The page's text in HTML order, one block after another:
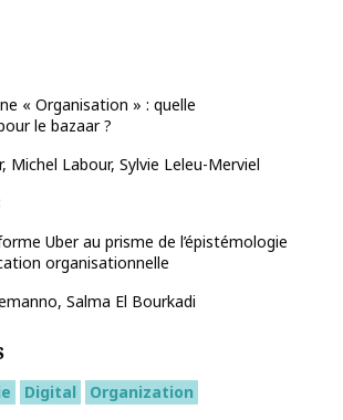
« Organisation » : quelle
le bazaar ?
Michel Labour, Sylvie Leleu-Merviel
Uber au prisme de l’épistémologie
organisationnelle
Salma El Bourkadi
Digital Organization